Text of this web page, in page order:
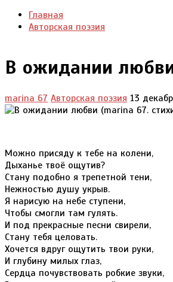
Главная
Авторская поэзия
В ожидании
marina 67 Авторская поэзия 13
Можно присяду к тебе на колени,
Дыханье твоё ощутив?
Стану подобно я трепетной тени,
Нежностью душу укрыв.
Я нарисую на небе ступени,
Чтобы смогли там гулять.
И под прекрасные песни свирели,
Стану тебя целовать.
Хочется вдруг ощутить твои руки,
И глубину милых глаз,
Сердца почувствовать робкие звуки,